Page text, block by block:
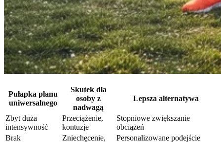
Pułapka planu
uniwersalnego
Skutek dla
osoby z
nadwagą
Lepsza alternatywa
Zbyt duża
intensywność
Przeciążenie,
kontuzje
Stopniowe zwiększanie
obciążeń
Brak
Zniechęcenie, Personalizowane podejście